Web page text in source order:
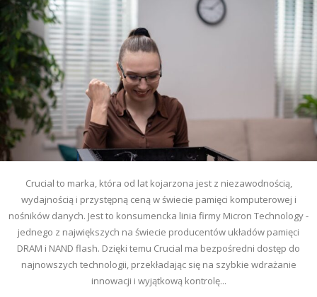
Crucial to marka, która od lat kojarzona jest z niezawodnością,
wydajnością i przystępną ceną w świecie pamięci komputerowej i
nośników danych. Jest to konsumencka linia firmy Micron Technology -
jednego z największych na świecie producentów układów pamięci
DRAM i NAND flash. Dzięki temu Crucial ma bezpośredni dostęp do
najnowszych technologii, przekładając się na szybkie wdrażanie
innowacji i wyjątkową kontrolę...